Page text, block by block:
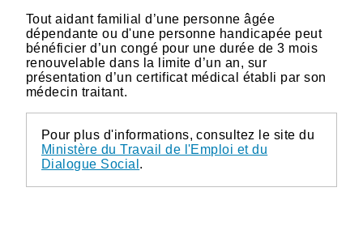
Tout aidant familial d’une personne âgée
dépendante ou d'une personne handicapée peut
bénéficier d’un congé pour une durée de 3 mois
renouvelable dans la limite d’un an, sur
présentation d’un certificat médical établi par son
médecin traitant.
Pour plus d'informations, consultez le site du
Ministère du Travail de l'Emploi et du
Dialogue Social .